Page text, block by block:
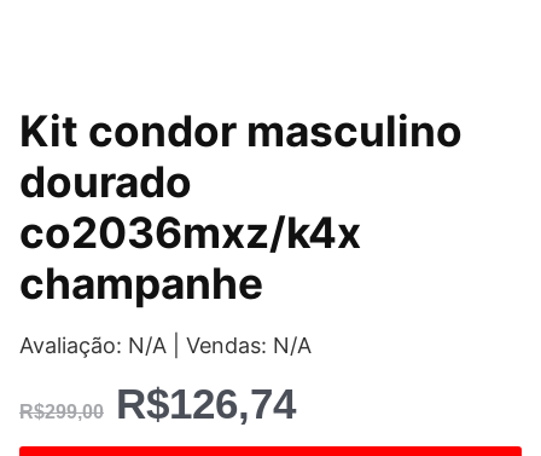
Kit condor masculino
dourado
co2036mxz/k4x
champanhe
Avaliação: N/A | Vendas: N/A
R$299,00
O
preço
original
era:
R$299,00.
R$126,74
O
atual